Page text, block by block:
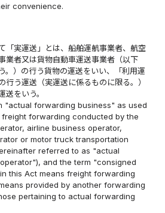
convenience.
「実運送」とは、船舶運航事業者、航空
業者又は貨物自動車運送事業者（以下
。）の行う貨物の運送をいい、「利用運
行う運送（実運送に係るものに限る。）
送をいう。
"actual forwarding business" as used
forwarding conducted by the
airline business operator,
or motor truck transportation
referred to as "actual
and the term "consigned
this Act means freight forwarding
provided by another forwarding
pertaining to actual forwarding